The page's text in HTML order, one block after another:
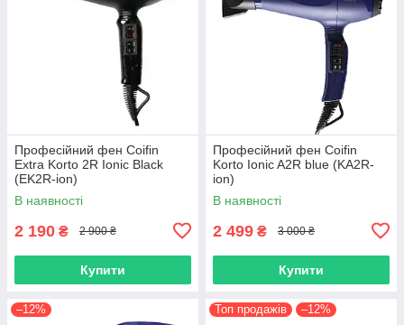
Професійний фен Coifin
Extra Korto 2R Ionic Black
(EK2R-ion)
В наявності
2 190 ₴ 2 900 ₴
Купити
Професійний фен Coifin
Korto Ionic A2R blue (KA2R-
ion)
В наявності
2 499 ₴ 3 000 ₴
Купити
–12% Топ продажів –12%